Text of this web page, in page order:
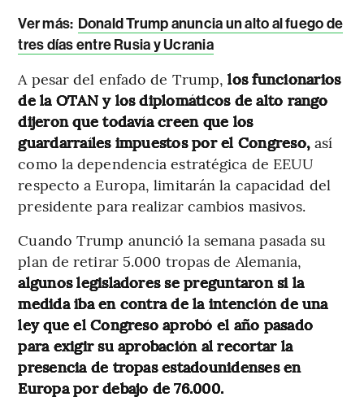
Ver más: Donald Trump anuncia un alto al fuego de
tres días entre Rusia y Ucrania
A pesar del enfado de Trump, los funcionarios
de la OTAN y los diplomáticos de alto rango
dijeron que todavía creen que los
guardarraíles impuestos por el Congreso, así
como la dependencia estratégica de EEUU
respecto a Europa, limitarán la capacidad del
presidente para realizar cambios masivos.
Cuando Trump anunció la semana pasada su
plan de retirar 5.000 tropas de Alemania,
algunos legisladores se preguntaron si la
medida iba en contra de la intención de una
ley que el Congreso aprobó el año pasado
para exigir su aprobación al recortar la
presencia de tropas estadounidenses en
Europa por debajo de 76.000.